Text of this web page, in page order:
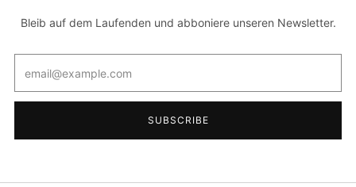
Bleib auf dem Laufenden und abboniere unseren Newsletter.
SUBSCRIBE